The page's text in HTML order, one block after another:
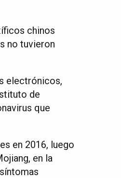
chinos
no tuvieron
electrónicos,
de
que
en 2016, luego
en la